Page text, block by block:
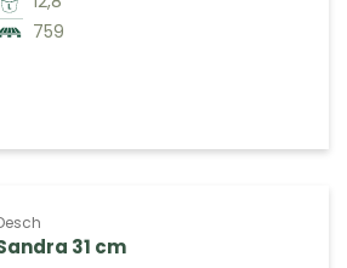
759
31 cm